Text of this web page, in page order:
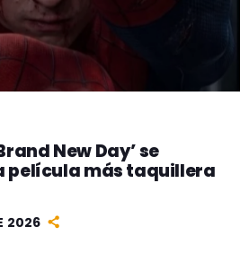
New Day’ se
película más taquillera
2026